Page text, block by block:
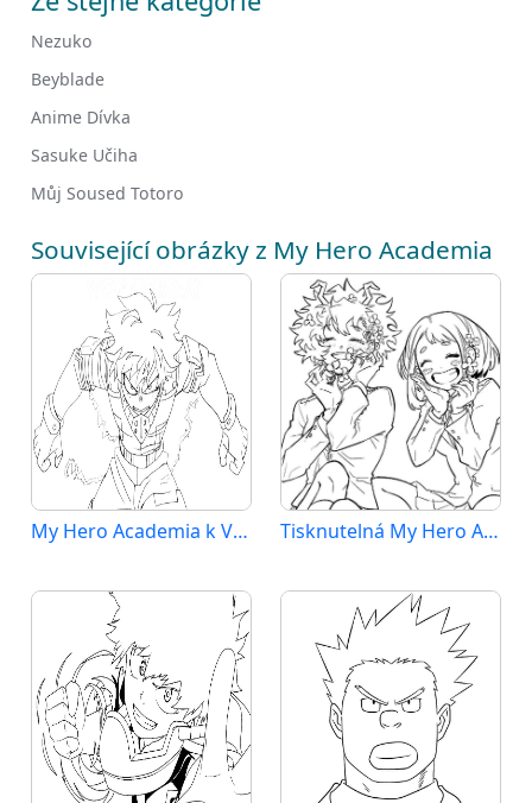
Nezuko
Beyblade
Anime Dívka
Sasuke Učiha
Můj Soused Totoro
Související obrázky z My Hero Academia
My Hero Academia k Vymalování Tisknutelná My Hero Academia Obrázek